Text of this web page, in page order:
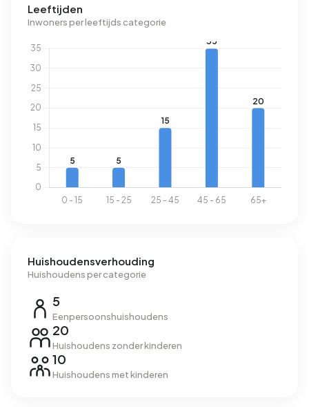
Leeftijden
Inwoners per leeftijds categorie
Huishoudensverhouding
Huishoudens per categorie
5
Eenpersoonshuishoudens
20
Huishoudens zonder kinderen
10
Huishoudens met kinderen